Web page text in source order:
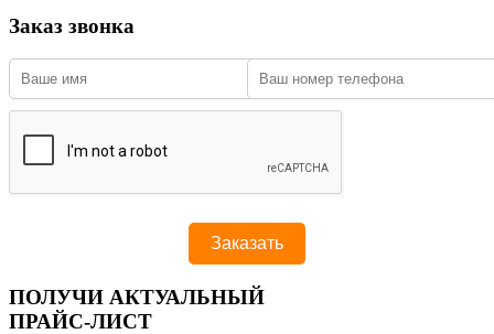
Заказ звонка
ПОЛУЧИ АКТУАЛЬНЫЙ
ПРАЙС-ЛИСТ